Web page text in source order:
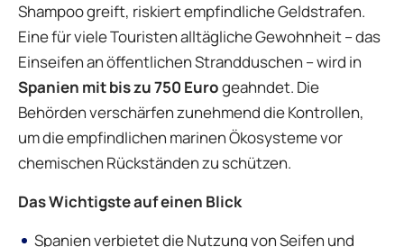
Shampoo greift, riskiert empfindliche Geldstrafen.
Eine für viele Touristen alltägliche Gewohnheit – das
Einseifen an öffentlichen Strandduschen – wird in
Spanien mit bis zu 750 Eurogeahndet. Die
Behörden verschärfen zunehmend die Kontrollen,
um die empfindlichen marinen Ökosysteme vor
chemischen Rückständen zu schützen.
Das Wichtigste auf einen Blick
Spanien verbietet die Nutzung von Seifen und